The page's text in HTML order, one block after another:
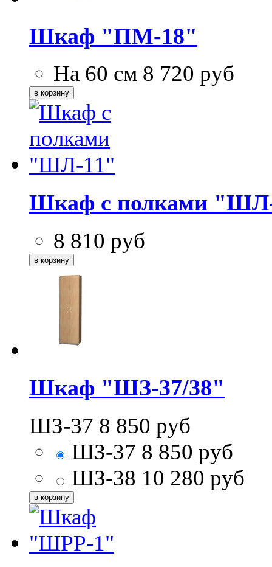
Шкаф "ПМ-18"
На 60 см 8 720 руб
Шкаф с полками
8 810 руб
Шкаф "ШЗ-37/38"
ШЗ-37 8 850 руб
ШЗ-37 8 850 руб
ШЗ-38 10 280 руб